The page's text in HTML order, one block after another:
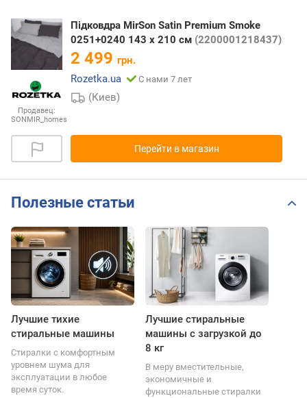
Продавец:
SONMIR_homes
Підковдра MirSon Satin Premium Smoke
0251+0240 143 x 210 см (2200001218437)
2 499 грн.
Rozetka.ua
С нами 7 лет
(Киев)
Перейти в магазин
Полезные статьи
Лучшие тихие
стиральные машины
Стиралки с комфортным
уровнем шума для
эксплуатации в любое
время суток.
Лучшие стиральные
машины с загрузкой до
8 кг
В меру вместительные,
экономичные и
функциональные стиралки